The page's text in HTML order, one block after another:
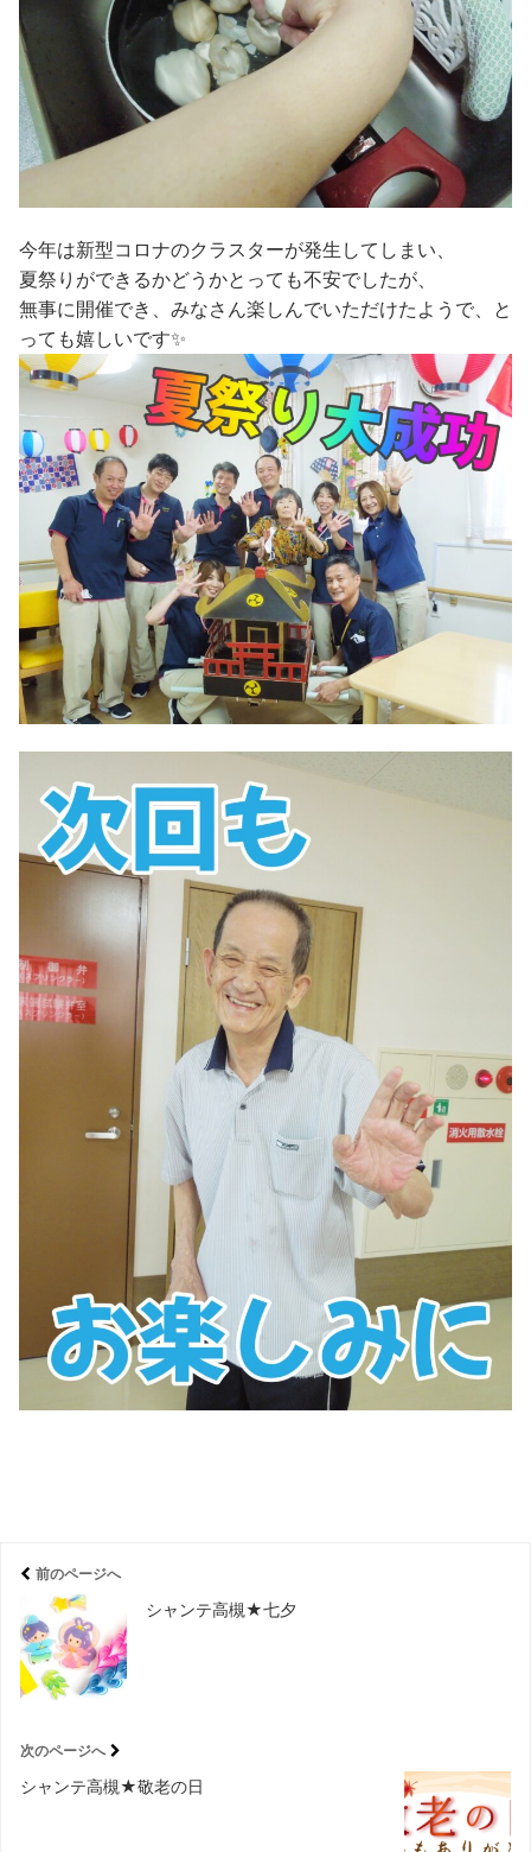
今年は新型コロナのクラスターが発生してしまい、
夏祭りができるかどうかとっても不安でしたが、
無事に開催でき、みなさん楽しんでいただけたようで、と
っても嬉しいです✨
前のページへ
シャンテ高槻★七夕
次のページへ
シャンテ高槻★敬老の日